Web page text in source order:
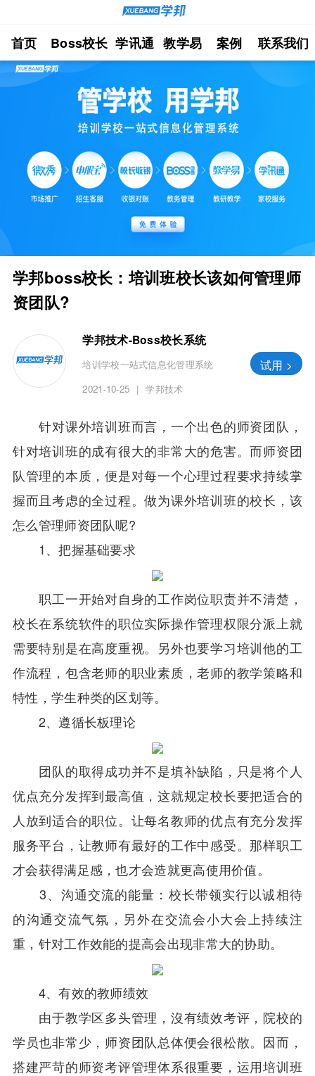
首页 Boss校长 学讯通 教学易 案例 联系我们
学邦boss校长：培训班校长该如何管理师
资团队?
学邦技术-Boss校长系统
培训学校一站式信息化管理系统
2021-10-25 | 学邦技术
试用 >
针对课外培训班而言，一个出色的师资团队，
针对培训班的成有很大的非常大的危害。而师资团
队管理的本质，便是对每一个心理过程要求持续掌
握而且考虑的全过程。做为课外培训班的校长，该
怎么管理师资团队呢?
1、把握基础要求
职工一开始对自身的工作岗位职责并不清楚，
校长在系统软件的职位实际操作管理权限分派上就
需要特别是在高度重视。另外也要学习培训他的工
作流程，包含老师的职业素质，老师的教学策略和
特性，学生种类的区划等。
2、遵循长板理论
团队的取得成功并不是填补缺陷，只是将个人
优点充分发挥到最高值，这就规定校长要把适合的
人放到适合的职位。让每名教师的优点有充分发挥
服务平台，让教师有最好的工作中感受。那样职工
才会获得满足感，也才会造就更高使用价值。
3、沟通交流的能量：校长带领实行以诚相待
的沟通交流气氛，另外在交流会小大会上持续注
重，针对工作效能的提高会出现非常大的协助。
4、有效的教师绩效
由于教学区多头管理，沒有绩效考评，院校的
学员也非常少，师资团队总体便会很松散。因而，
搭建严苛的师资考评管理体系很重要，运用培训班